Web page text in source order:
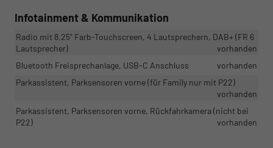
Infotainment & Kommunikation
Radio mit 8,25" Farb-Touchscreen, 4 Lautsprechern, DAB+ (FR 6
Lautsprecher)
vorhanden
Bluetooth Freisprechanlage, USB-C Anschluss
vorhanden
Parkassistent, Parksensoren vorne (für Family nur mit P22)
vorhanden
Parkassistent, Parksensoren vorne, Rückfahrkamera (nicht bei
P22)
vorhanden